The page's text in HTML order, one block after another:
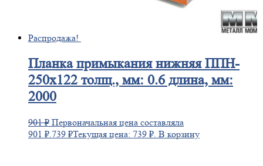
Распродажа!
Планкапримыкания нижняя ППН-
250х122 толщ., мм: 0.6 длина, мм:
2000
901₽ Первоначальная цена составляла
901 ₽.739 ₽Текущая цена: 739 ₽. В корзину